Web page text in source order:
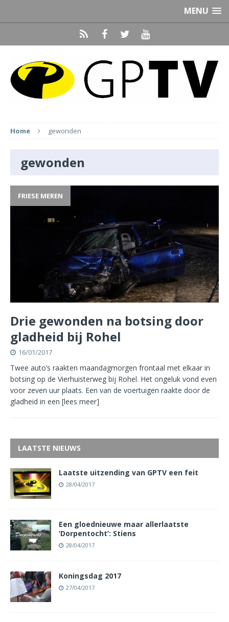
MENU
Home gewonden
gewonden
FRIESE MEREN
Drie gewonden na botsing door
gladheid bij Rohel
16/01/2017
Twee auto’s raakten maandagmorgen frontaal met elkaar in
botsing op de Vierhuisterweg bij Rohel. Het ongeluk vond even
voor zeven uur plaats. Een van de voertuigen raakte door de
gladheid in een [lees meer]
LAATSTE NIEUWS
Laatste uitzending van GPTV een feit
28/04/2017
Een gloednieuwe maar allerlaatste
‘Dorpentocht’: Stiens
28/04/2017
Koningsdag 2017
27/04/2017